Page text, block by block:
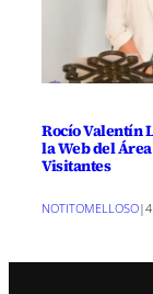
Rocío Valentín
la Web del
Visitantes
NOTITOMELLOSO|